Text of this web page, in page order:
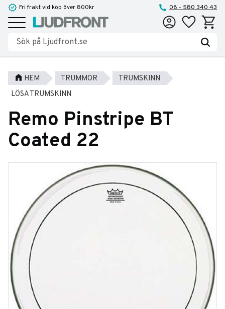
Meny
Fri frakt vid köp över 800kr 08 - 580 340 43
Favoriter
HEM TRUMMOR
TRUMSKINN
LÖSA TRUMSKINN
Remo Pinstripe BT
Coated 22